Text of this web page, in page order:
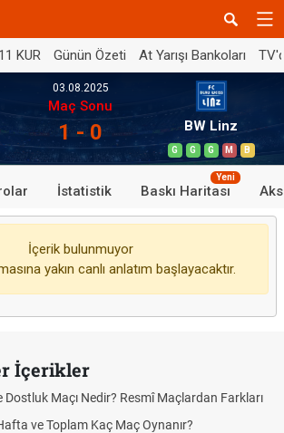
KUR Günün Özeti At Yarışı Bankoları
03.08.2025
Maç Sonu
1 - 0 BW Linz
G G G M B
İstatistik Baskı Haritası
Yeni
İçerik bulunmuyor
yakın canlı anlatım başlayacaktır.
İçerikler
Dostluk Maçı Nedir? Resmî Maçlardan Farkları
ve Toplam Kaç Maç Oynanır?